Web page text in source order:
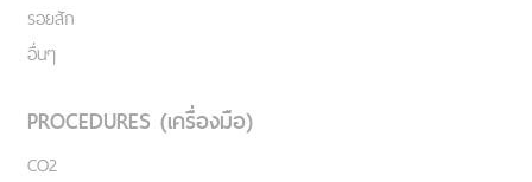
รอยสัก
อื่นๆ
PROCEDURES (เครื่องมือ)
CO2